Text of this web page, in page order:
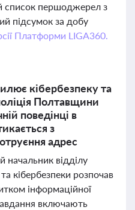
список першоджерел з
підсумок за добу
Платформи LIGA360.
кібербезпеку та
Полтавщини
поведінці в
з
адрес
начальник відділу
кібербезпеки розпочав
інформаційної
включають